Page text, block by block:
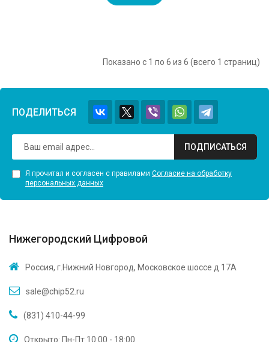
Показано с 1 по 6 из 6 (всего 1 страниц)
ПОДЕЛИТЬСЯ
ПОДПИСАТЬСЯ
Я прочитал и согласен с правилами Согласие на обработку
персональных данных
Нижегородский Цифровой
Россия, г.Нижний Новгород, Московское шоссе д 17А
sale@chip52.ru
(831) 410-44-99
Открыто: Пн-Пт 10:00 - 18:00